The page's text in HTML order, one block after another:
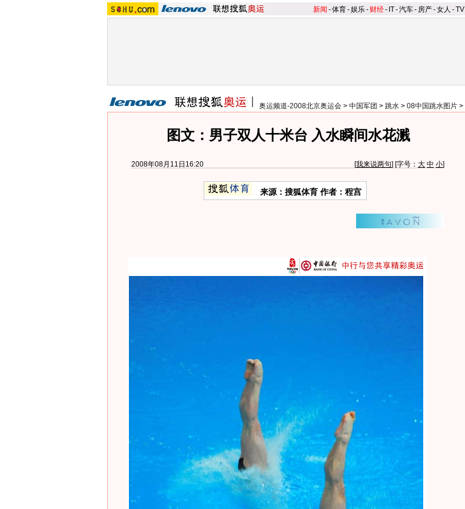
新闻 -体育-娱乐- 财经- IT-汽车- 房产-女人 -TV
奥运频道-2008北京奥运会 > 中国军团 > 跳水 > 08中国跳水图片 >
图文：男子双人十米台 入水瞬间水花溅
2008年08月11日16:20 [我来说两句] [字号： 大 中 小]
来源：搜狐体育 作者：程宫